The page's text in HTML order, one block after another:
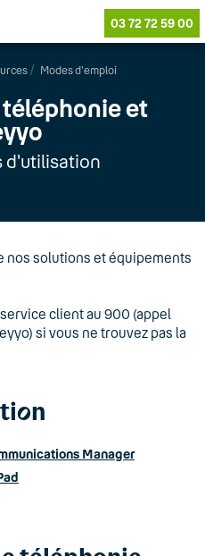
03 72 72 59 00
Modes d'emploi
onie et
d'utilisation
nos solutions et équipements
client au 900 (appel
si vous ne trouvez pas la
on
Manager